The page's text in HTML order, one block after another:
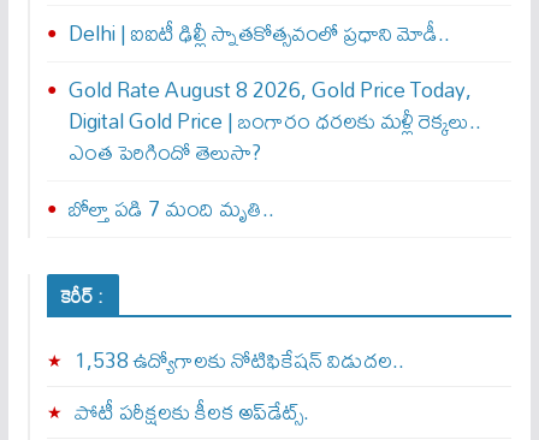
Delhi | ఐఐటీ ఢిల్లీ స్నాతకోత్సవంలో ప్రధాని మోడీ..
Gold Rate August 8 2026, Gold Price Today,
Digital Gold Price | బంగారం ధరలకు మళ్లీ రెక్కలు..
ఎంత పెరిగిందో తెలుసా?
బోల్తా పడి 7 మంది మృతి..
కెరీర్ :
1,538 ఉద్యోగాలకు నోటిఫికేషన్ విడుదల..
పోటీ పరీక్షలకు కీలక అప్‌డేట్స్.